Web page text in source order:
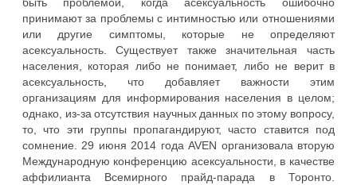
быть проблемой, когда асексуальность ошибочно
принимают за проблемы с интимностью или отношениями
или другие симптомы, которые не определяют
асексуальность. Существует также значительная часть
населения, которая либо не понимает, либо не верит в
асексуальность, что добавляет важности этим
организациям для информирования населения в целом;
однако, из-за отсутствия научных данных по этому вопросу,
то, что эти группы пропагандируют, часто ставится под
сомнение. 29 июня 2014 года AVEN организовала вторую
Международную конференцию асексуальности, в качестве
аффилианта Всемирного прайд-парада в Торонто.